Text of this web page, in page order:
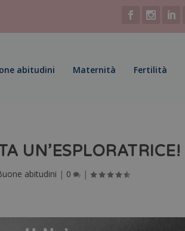
abitudini Maternità Fertilità
UN’ESPLORATRICE!
abitudini | 0 |